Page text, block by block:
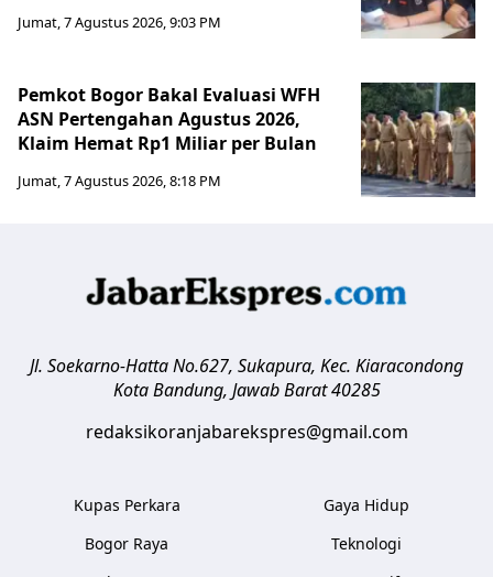
Jumat, 7 Agustus 2026, 9:03 PM
Pemkot Bogor Bakal Evaluasi WFH
ASN Pertengahan Agustus 2026,
Klaim Hemat Rp1 Miliar per Bulan
Jumat, 7 Agustus 2026, 8:18 PM
Jl. Soekarno-Hatta No.627, Sukapura, Kec. Kiaracondong
Kota Bandung, Jawab Barat 40285
redaksikoranjabarekspres@gmail.com
Kupas Perkara
Bogor Raya
Gaya Hidup
Teknologi